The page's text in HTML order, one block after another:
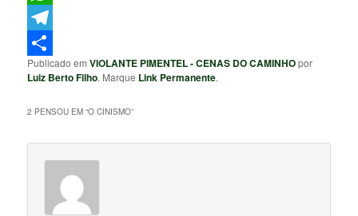
WhatsApp
Telegram
Share
Publicado emVIOLANTE PIMENTEL - CENAS DO CAMINHOpor
Luiz Berto Filho. Marque Link Permanente.
2 PENSOU EM “O CINISMO”